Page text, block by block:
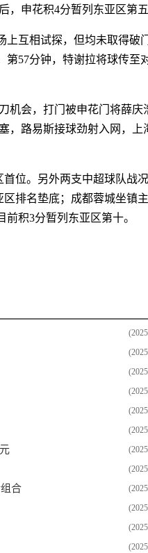
，申花积4分暂列东亚区第五
上互相试探，但均未取得破
第57分钟，特谢拉将球传至
机会，打门被申花门将薛庆
，路易斯接球劲射入网，上
位。另外两支中超球队战况
排名垫底；成都蓉城坐镇
积3分暂列东亚区第十。
合